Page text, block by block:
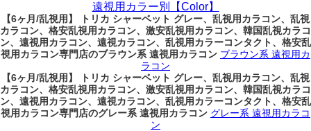
遠視用カラー別【Color】
【6ヶ月/乱視用】 トリカ シャーベット グレー、乱視用カラコン、乱視
カラコン、格安乱視用カラコン、激安乱視用カラコン、韓国乱視カラコ
ン、遠視用カラコン、遠視カラコン、乱視用カラーコンタクト、格安乱
視用カラコン専門店のブラウン系 遠視用カラコン ブラウン系 遠視用カ
ラコン
【6ヶ月/乱視用】 トリカ シャーベット グレー、乱視用カラコン、乱視
カラコン、格安乱視用カラコン、激安乱視用カラコン、韓国乱視カラコ
ン、遠視用カラコン、遠視カラコン、乱視用カラーコンタクト、格安乱
視用カラコン専門店のグレー系 遠視用カラコン グレー系 遠視用カラコ
ン